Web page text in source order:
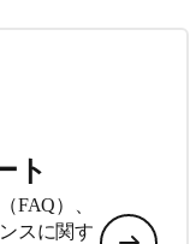
ト
FAQ）、
スに関す